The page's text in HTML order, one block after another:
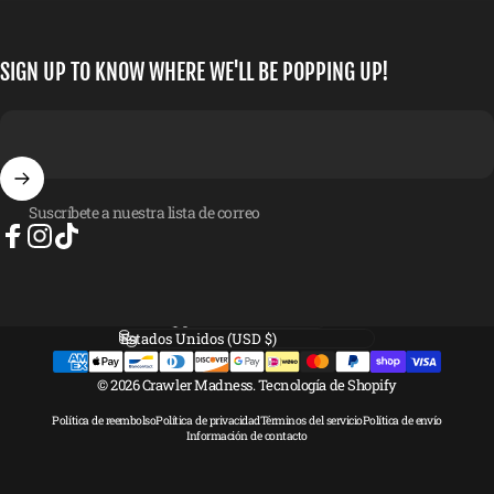
SIGN UP TO KNOW WHERE WE'LL BE POPPING UP!
Suscríbete a nuestra lista de correo
© 2026 Crawler Madness.Tecnología de Shopify
Política de reembolsoPolítica de privacidadTérminos del servicioPolítica de envío
Información de contacto
Idioma
País/región